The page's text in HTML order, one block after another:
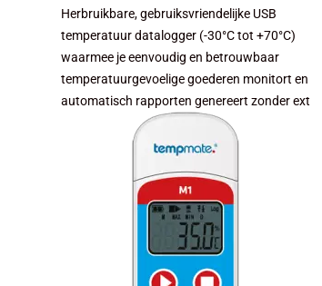
Herbruikbare, gebruiksvriendelijke USB
temperatuur datalogger (-30°C tot +70°C)
waarmee je eenvoudig en betrouwbaar
temperatuurgevoelige goederen monitort en
automatisch rapporten genereert zonder ext